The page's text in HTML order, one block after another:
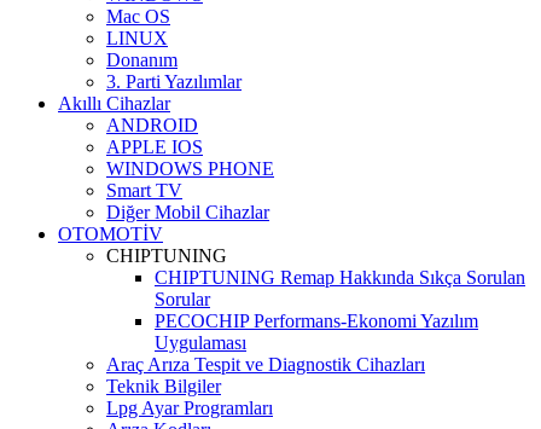
Mac OS
LINUX
Donanım
3. Parti Yazılımlar
Akıllı Cihazlar
ANDROID
APPLE IOS
WINDOWS PHONE
Smart TV
Diğer Mobil Cihazlar
OTOMOTİV
CHIPTUNING
CHIPTUNING Remap Hakkında Sıkça Sorulan
Sorular
PECOCHIP Performans-Ekonomi Yazılım
Uygulaması
Araç Arıza Tespit ve Diagnostik Cihazları
Teknik Bilgiler
Lpg Ayar Programları